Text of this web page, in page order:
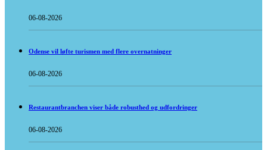
06-08-2026
Odense vil løfte turismen med flere overnatninger
06-08-2026
Restaurantbranchen viser både robusthed og udfordringer
06-08-2026